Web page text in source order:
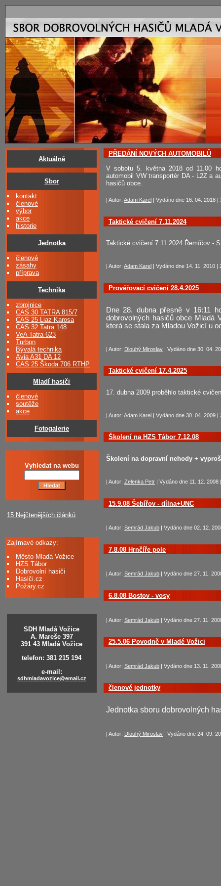
Aktuálně
Sbor
kontakt
členové
výbor
akce
historie
Jednotka
členové
zásahy
příprava
Technika
zbrojnice
CAS 30 TATRA 815/7
CAS 25 Liaz Karosa
CAS 32 Tatra 148
VeA Tatra 623
Turbon
Bývalá technika
Avia A31 DA 12
CAS 25 Škoda 706 RTHP
Mladí hasiči
členové
soutěže
akce
Fotogalerie
Vyhledat na webu
15 Nejčtenějších článků
Zajímavé odkazy:
Město Mladá Vožice
HZS Tábor
Dobrovolní hasiči
Hasiči.cz
Požáry.cz
SDH Mladá Vožice
A. Mareše 397
391 43 Mladá Vožice
telefon: 381 215 194
e-mail:
sdhmladavozice@email.cz
PŘEDÁNÍ NOVÝCH AUTOMOBILŮ
V sobotu 5. května 2018 od 11.00
automobil VW transportér DA - L2Z a
hasičů obce.
| Autor: Adam Karel | Vydáno dne 16. 04. 2018
Taktické cvičení 7.11.2024
Taktické cvičení 7.11.2024 Řemíčov -
| Autor: Adam Karel | Vydáno dne 14. 11. 2010
Prověřovací cvičení 28.4.2025
Dne 28. dubna přesně v 16:11
dobrovolných hasičů obce Mladá
která se stala za Mladou Vožicí u
| Autor: Dlouhý Miroslav | Vydáno dne 30. 04.
Taktické cvičení 17.4.2025
17. dubna 2009 proběhlo taktické
| Autor: Adam Karel | Vydáno dne 30. 04. 2009
Školení na HZS Tábor 7.12.08
Školení na dopravní nehody +
| Autor: Zelenka Petr | Vydáno dne 11. 12.
15.9.08 Šebířov - dílna+UNC
| Autor: Semrád Jakub | Vydáno dne 02. 12.
7.8.08 Hrnčíře pole
| Autor: Semrád Jakub | Vydáno dne 27. 11.
6.8.08 Bostov - vosy
| Autor: Semrád Jakub | Vydáno dne 27. 11.
25.5.06 Povodně v Mladé Vožici
| Autor: Semrád Jakub | Vydáno dne 13. 11.
členové jednotky
Jednotka sboru dobrovolných
| Autor: Dlouhý Miroslav | Vydáno dne 24. 09.